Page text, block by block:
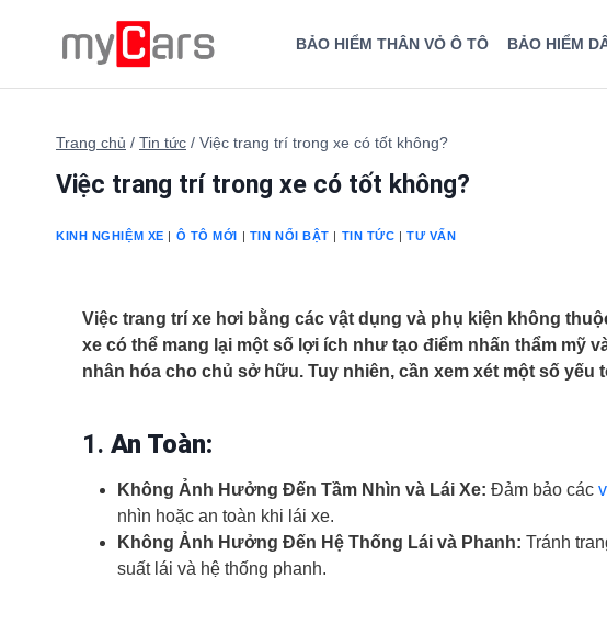
BẢO HIỂM THÂN VỎ Ô TÔ BẢO HIỂM
Trang chủ / Tin tức / Việc trang trí trong xe có tốt không?
Việc trang trí trong xe có tốt không?
KINH NGHIỆM XE | Ô TÔ MỚI | TIN NỔI BẬT | TIN TỨC |TƯ VẤN
Việc trang trí xe hơi bằng các vật dụng và phụ kiện không
xe có thể mang lại một số lợi ích như tạo điểm nhấn thẩm mỹ
nhân hóa cho chủ sở hữu. Tuy nhiên, cần xem xét một số yếu
1. An Toàn:
Không Ảnh Hưởng Đến Tầm Nhìn và Lái Xe: Đảm bảo các
nhìn hoặc an toàn khi lái xe.
Không Ảnh Hưởng Đến Hệ Thống Lái và Phanh: Tránh
suất lái và hệ thống phanh.